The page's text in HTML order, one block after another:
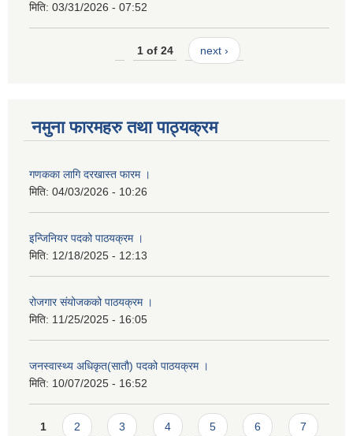
मिति: 03/31/2026 - 07:52
1 of 24 next ›
नमुना फारमहरु तथा पाठ्यक्रम
गणकका लागि दरखास्त फारम ।
मिति: 04/03/2026 - 10:26
इन्जिनियर पदको पाठयक्रम ।
मिति: 12/18/2025 - 12:13
रोजगार संयोजकको पाठयक्रम ।
मिति: 11/25/2025 - 16:05
जनस्वास्थ्य अधिकृत(सातौ) पदको पाठयक्रम ।
मिति: 10/07/2025 - 16:52
Pages
1 2 3 4 5 6 7